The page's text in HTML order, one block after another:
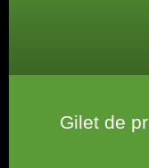
Gilet de